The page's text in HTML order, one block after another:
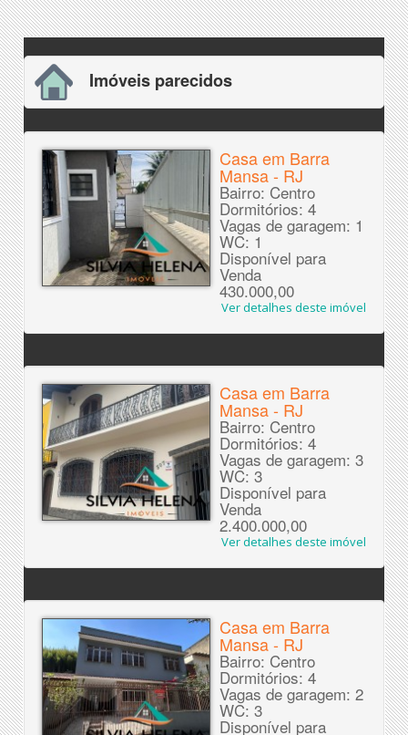
Imóveis parecidos
Casa em Barra
Mansa - RJ
Bairro: Centro
Dormitórios: 4
Vagas de garagem: 1
WC: 1
Disponível para
Venda
430.000,00
Ver detalhes deste imóvel
Casa em Barra
Mansa - RJ
Bairro: Centro
Dormitórios: 4
Vagas de garagem: 3
WC: 3
Disponível para
Venda
2.400.000,00
Ver detalhes deste imóvel
Casa em Barra
Mansa - RJ
Bairro: Centro
Dormitórios: 4
Vagas de garagem: 2
WC: 3
Disponível para